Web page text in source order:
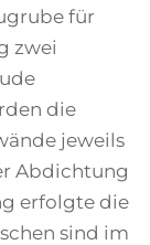
für
zwei
die
jeweils
Abdichtung
erfolgte die
sind im